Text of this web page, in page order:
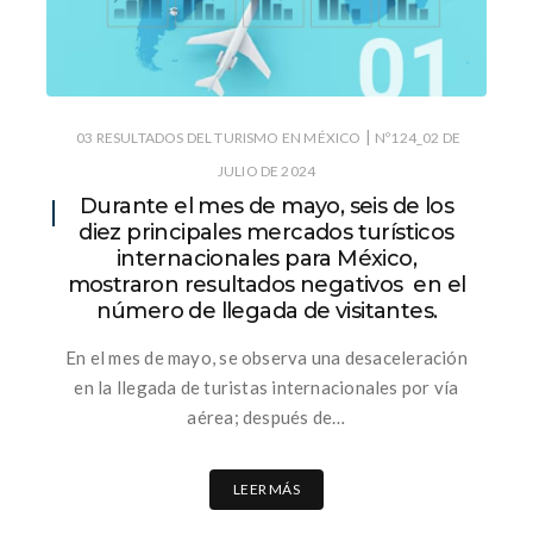
03 RESULTADOS DEL TURISMO EN MÉXICO | Nº124_02 DE
JULIO DE 2024
Durante el mes de mayo, seis de los
diez principales mercados turísticos
internacionales para México,
mostraron resultados negativos en el
número de llegada de visitantes.
En el mes de mayo, se observa una desaceleración
en la llegada de turistas internacionales por vía
aérea; después de…
LEER MÁS